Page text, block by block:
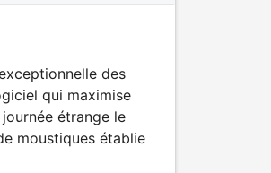
des
qui maximise
étrange le
moustiques établie